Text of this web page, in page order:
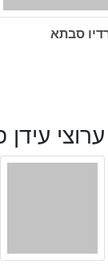
סבתא
ערוצי עידן